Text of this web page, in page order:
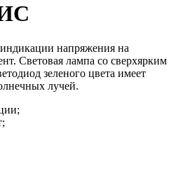
напряжения на
Световая лампа со сверхярким
зеленого цвета имеет
лучей.